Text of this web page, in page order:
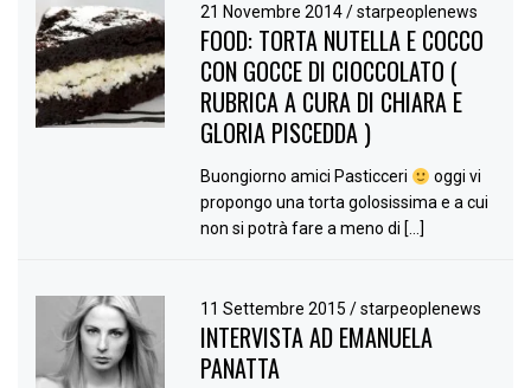
21 Novembre 2014/ starpeoplenews
FOOD: TORTA NUTELLA E COCCO
CON GOCCE DI CIOCCOLATO (
RUBRICA A CURA DI CHIARA E
GLORIA PISCEDDA )
Buongiorno amici Pasticceri
oggi vi
propongo una torta golosissima e a cui
non si potrà fare a meno di […]
11 Settembre 2015/ starpeoplenews
INTERVISTA AD EMANUELA
PANATTA